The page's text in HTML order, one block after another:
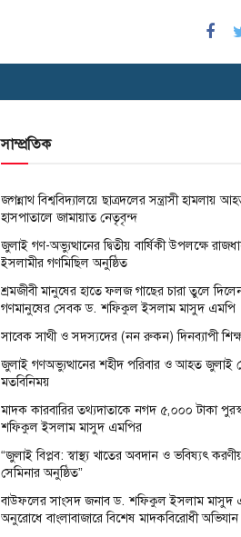
সাম্প্রতিক
জগন্নাথ বিশ্ববিদ্যালয়ে ছাত্রদলের সন্ত্রাসী হামলায়
হাসপাতালে জামায়াত নেতৃবৃন্দ
জুলাই গণ-অভ্যুত্থানের দ্বিতীয় বার্ষিকী উপলক্ষে
ইসলামীর গণমিছিল অনুষ্ঠিত
শ্রমজীবী মানুষের হাতে ফলজ গাছের চারা তুলে
গণমানুষের সেবক ড. শফিকুল ইসলাম মাসুদ এমপি
সাবেক সাথী ও সদস্যদের (নন রুকন) দিনব্যাপী
জুলাই গণঅভ্যুত্থানের শহীদ পরিবার ও আহত জুলাই
মতবিনিময়
মাদক কারবারির তথ্যদাতাকে নগদ ৫,০০০ টাকা
শফিকুল ইসলাম মাসুদ এমপির
“জুলাই বিপ্লব: স্বাস্থ্য খাতের অবদান ও ভবিষ্যৎ
সেমিনার অনুষ্ঠিত”
বাউফলের সাংসদ জনাব ড. শফিকুল ইসলাম মাসুদ
অনুরোধে বাংলাবাজারে বিশেষ মাদকবিরোধী অভিযান